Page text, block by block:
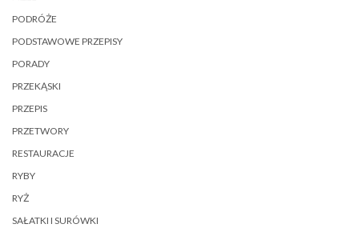
PODRÓŻE
PODSTAWOWE PRZEPISY
PORADY
PRZEKĄSKI
PRZEPIS
PRZETWORY
RESTAURACJE
RYBY
RYŻ
SAŁATKI I SURÓWKI